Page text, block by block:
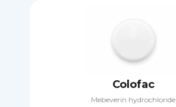
Colofac
Mebeverin hydrochloride